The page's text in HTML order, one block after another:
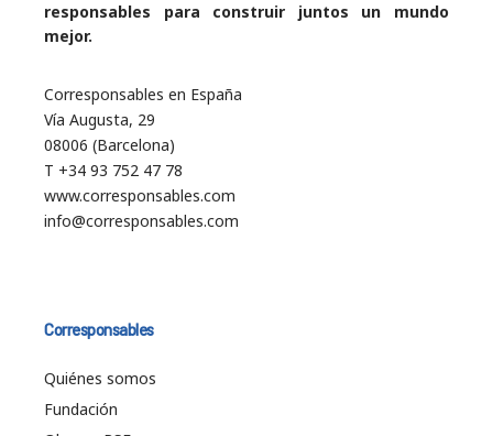
responsables para construir juntos un mundo
mejor.
Corresponsables en España
Vía Augusta, 29
08006 (Barcelona)
T +34 93 752 47 78
www.corresponsables.com
info@corresponsables.com
Corresponsables
Quiénes somos
Fundación